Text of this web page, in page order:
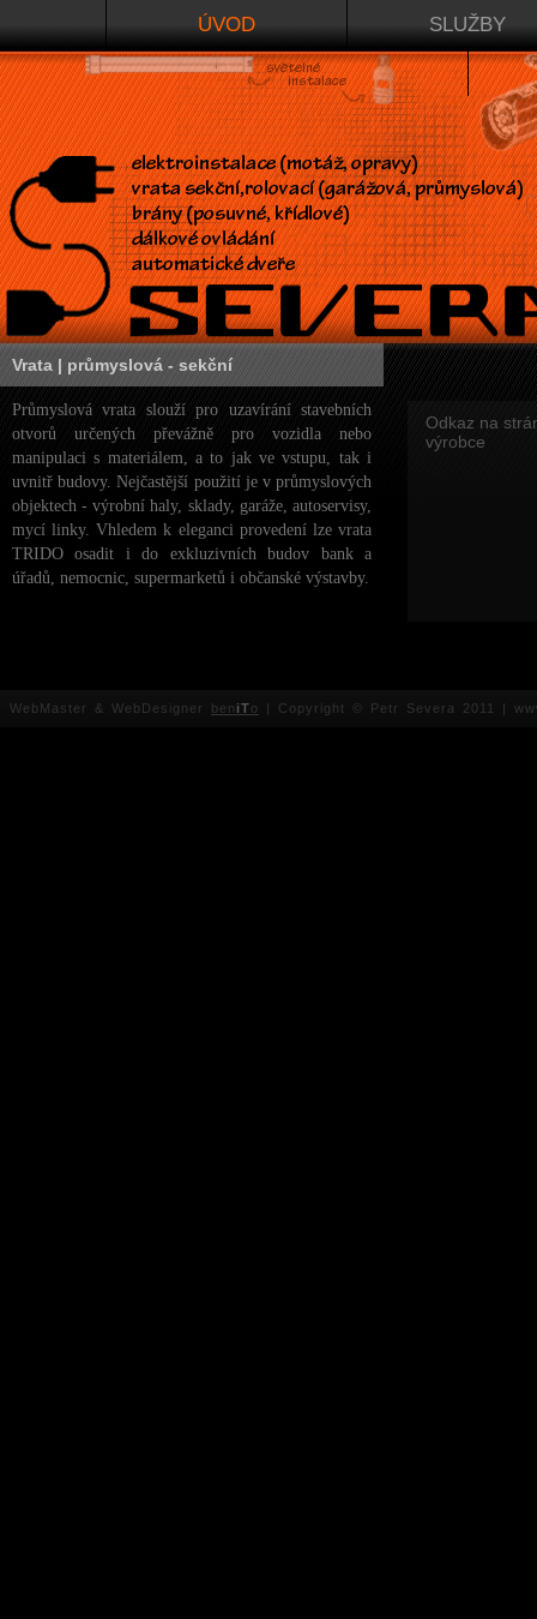
ÚVOD SLUŽBY
Vrata | průmyslová - sekční
Průmyslová vrata slouží pro uzavírání stavebních
otvorů určených převážně pro vozidla nebo
manipulaci s materiálem, a to jak ve vstupu, tak i
uvnitř budovy. Nejčastější použití je v průmyslových
objektech - výrobní haly, sklady, garáže, autoservisy,
mycí linky. Vhledem k eleganci provedení lze vrata
TRIDO osadit i do exkluzivních budov bank a
úřadů, nemocnic, supermarketů i občanské výstavby.
Odkaz na
výrobce
WebMaster & WebDesigner ben iTo | Copyright © Petr Severa 2011 |